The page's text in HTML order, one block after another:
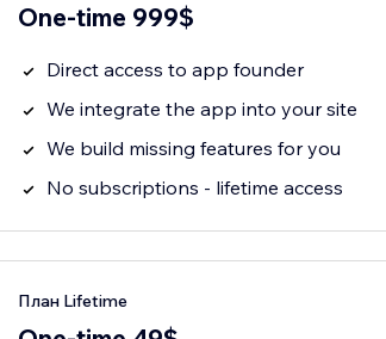
One-time 999$
Direct access to app founder
We integrate the app into your site
We build missing features for you
No subscriptions - lifetime access
План Lifetime